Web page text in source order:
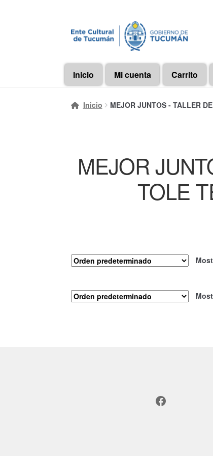
Ir
a
navegación
Ir
al
Inicio
Mi cuenta Carrito
Inicio MEJOR JUNTOS - TALLER
MEJOR
TOLE
Facebook